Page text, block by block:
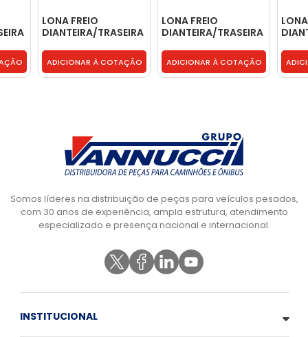
LONA FREIO
DIANTEIRA/TRASEIRA
ADICIONAR À COTAÇÃO
LONA FREIO
DIANTEIRA/TRASEIRA
ADICIONAR À COTAÇÃO
Somos líderes na distribuição de peças para veículos pesados,
com 30 anos de experiência, ampla estrutura, atendimento
especializado e presença nacional e internacional.
INSTITUCIONAL